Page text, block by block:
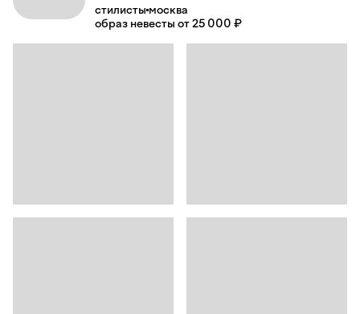
стилисты москва
образ невесты от 25 000 ₽